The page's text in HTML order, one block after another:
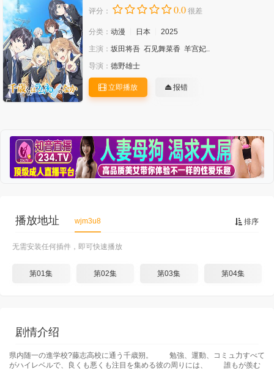
评分： 0.0 很差
分类： 动漫 日本
2025
主演： 坂田将吾 石见舞菜香 羊宫妃..
导演： 德野雄士
立即播放 报错
排序
播放地址 wjm3u8
无需安装任何插件，即可快速播放
第01集 第02集 第03集 第04集
剧情介绍
県内随一の進学校?藤志高校に通う千歳朔。 勉強、運動、コミュ力すべて
がハイレベルで、良くも悪くも注目を集める彼の周りには、 誰もが羨む